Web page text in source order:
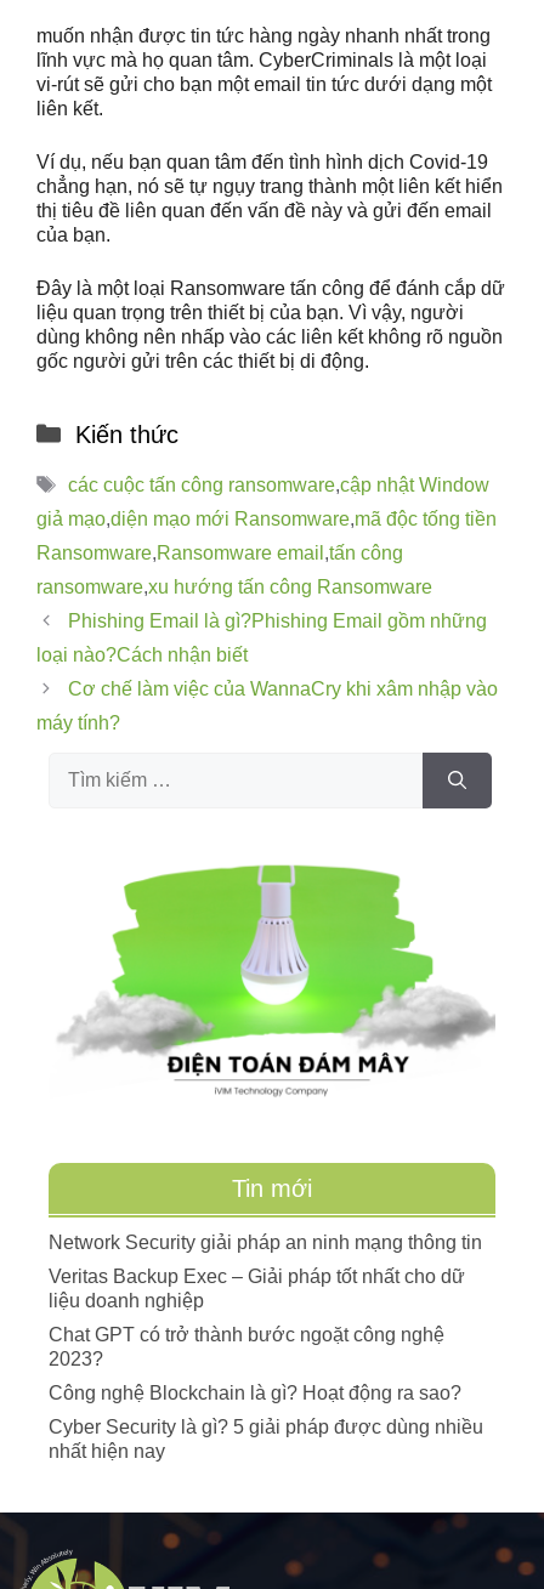
muốn nhận được tin tức hàng ngày nhanh nhất trong
lĩnh vực mà họ quan tâm. CyberCriminals là một loại
vi-rút sẽ gửi cho bạn một email tin tức dưới dạng một
liên kết.
Ví dụ, nếu bạn quan tâm đến tình hình dịch Covid-19
chẳng hạn, nó sẽ tự ngụy trang thành một liên kết hiển
thị tiêu đề liên quan đến vấn đề này và gửi đến email
của bạn.
Đây là một loại Ransomware tấn công để đánh cắp dữ
liệu quan trọng trên thiết bị của bạn. Vì vậy, người
dùng không nên nhấp vào các liên kết không rõ nguồn
gốc người gửi trên các thiết bị di động.
Kiến thức
các cuộc tấn công ransomware,cập nhật Window
giả mạo,diện mạo mới Ransomware,mã độc tống tiền
Ransomware,Ransomware email ,tấn công
ransomware,xu hướng tấn công Ransomware
Phishing Email là gì?Phishing Email gồm những
loại nào?Cách nhận biết
Cơ chế làm việc của WannaCry khi xâm nhập vào
máy tính?
Tin mới
Network Security giải pháp an ninh mạng thông tin
Veritas Backup Exec – Giải pháp tốt nhất cho dữ
liệu doanh nghiệp
Chat GPT có trở thành bước ngoặt công nghệ
2023?
Công nghệ Blockchain là gì? Hoạt động ra sao?
Cyber Security là gì? 5 giải pháp được dùng nhiều
nhất hiện nay